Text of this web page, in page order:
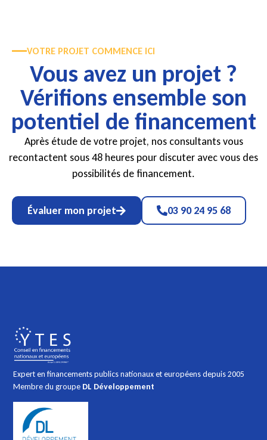
VOTRE PROJET COMMENCE ICI
Vous avez un projet ?
Vérifions ensemble son
potentiel de financement
Après étude de votre projet, nos consultants vous
recontactent sous 48 heures pour discuter avec vous des
possibilités de financement.
Évaluer mon projet 03 90 24 95 68
Expert en financements publics nationaux et européens depuis 2005
Membre du groupe DL Développement